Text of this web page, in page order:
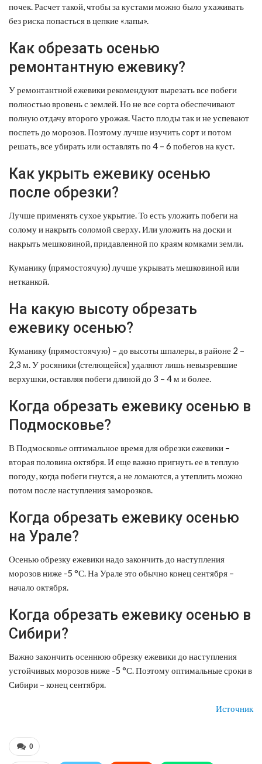
почек. Расчет такой, чтобы за кустами можно было ухаживать
без риска попасться в цепкие «лапы».
Как обрезать осенью
ремонтантную ежевику?
У ремонтантной ежевики рекомендуют вырезать все побеги
полностью вровень с землей. Но не все сорта обеспечивают
полную отдачу второго урожая. Часто плоды так и не успевают
поспеть до морозов. Поэтому лучше изучить сорт и потом
решать, все убирать или оставлять по 4 – 6 побегов на куст.
Как укрыть ежевику осенью
после обрезки?
Лучше применять сухое укрытие. То есть уложить побеги на
солому и накрыть соломой сверху. Или уложить на доски и
накрыть мешковиной, придавленной по краям комками земли.
Куманику (прямостоячую) лучше укрывать мешковиной или
нетканкой.
На какую высоту обрезать
ежевику осенью?
Куманику (прямостоячую) – до высоты шпалеры, в районе 2 –
2,3 м. У росяники (стелющейся) удаляют лишь невызревшие
верхушки, оставляя побеги длиной до 3 – 4 м и более.
Когда обрезать ежевику осенью в
Подмосковье?
В Подмосковье оптимальное время для обрезки ежевики –
вторая половина октября. И еще важно пригнуть ее в теплую
погоду, когда побеги гнутся, а не ломаются, а утеплить можно
потом после наступления заморозков.
Когда обрезать ежевику осенью
на Урале?
Осенью обрезку ежевики надо закончить до наступления
морозов ниже -5 °С. На Урале это обычно конец сентября –
начало октября.
Когда обрезать ежевику осенью в
Сибири?
Важно закончить осеннюю обрезку ежевики до наступления
устойчивых морозов ниже -5 °С. Поэтому оптимальные сроки в
Сибири – конец сентября.
Источник
0